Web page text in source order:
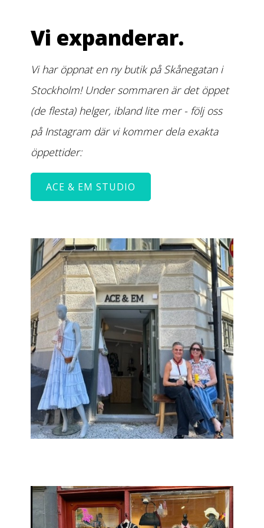
Vi expanderar.
Vi har öppnat en ny butik på Skånegatan i
Stockholm! Under sommaren är det öppet
(de flesta) helger, ibland lite mer - följ oss
på Instagram där vi kommer dela exakta
öppettider:
ACE & EM STUDIO